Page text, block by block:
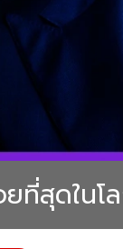
ที่สุดในโ